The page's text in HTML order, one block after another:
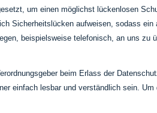
um einen möglichst lückenlosen
Sicherheitslücken aufweisen, sodass
beispielsweise telefonisch, an uns zu
beim Erlass der
einfach lesbar und verständlich sein. Um